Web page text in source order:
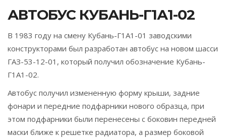
АВТОБУС КУБАНЬ-Г1А1-02
В 1983 году на смену Кубань-Г1А1-01 заводскими
конструкторами был разработан автобус на новом шасси
ГАЗ-53-12-01, который получил обозначение Кубань-
Г1А1-02.
Автобус получил измененную форму крыши, задние
фонари и передние подфарники нового образца, при
этом подфарники были перенесены с боковин передней
маски ближе к решетке радиатора, а размер боковой